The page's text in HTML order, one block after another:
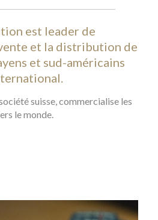
est leader de
et la distribution de
et sud-américains
suisse, commercialise les
le monde.